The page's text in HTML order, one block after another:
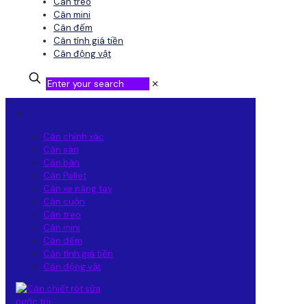
Cân mini
Cân đếm
Cân tính giá tiền
Cân động vật
✕
✕
Cân chính xác
Cân sàn
Cân bàn
Cân Pallet
Cân xe nâng tay
Cân cuộn
Cân treo
Cân mini
Cân đếm
Cân tính giá tiền
Cân động vật